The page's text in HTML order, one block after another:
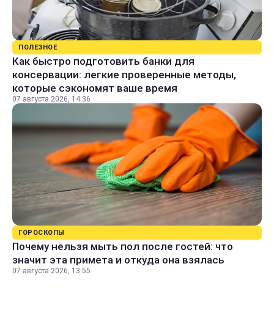
ПОЛЕЗНОЕ
Как быстро подготовить банки для
консервации: легкие проверенные методы,
которые сэкономят ваше время
07 августа 2026, 14:36
ГОРОСКОПЫ
Почему нельзя мыть пол после гостей: что
значит эта примета и откуда она взялась
07 августа 2026, 13:55